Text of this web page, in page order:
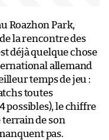
Roazhon Park,
la rencontre des
déjà quelque chose
allemand
temps de jeu :
toutes
possibles), le chiffre
de son
pas.